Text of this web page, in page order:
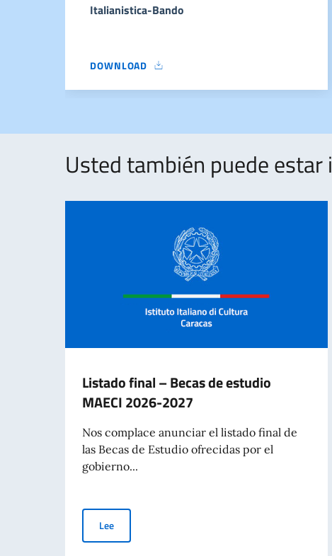
Italianistica-Bando
DOWNLOAD
PREMIO-INTERNAZIONALE-FLAIANO-
Usted también puede estar
Listado final – Becas de estudio
MAECI 2026-2027
Nos complace anunciar el listado final de
las Becas de Estudio ofrecidas por el
gobierno...
LeeListado final – Becas de estudio MAECI 2026-2027